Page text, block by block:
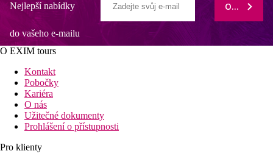
Nejlepší nabídky
do vašeho e-mailu
ODEBÍRAT
O EXIM tours
Kontakt
Pobočky
Kariéra
O nás
Užitečné dokumenty
Prohlášení o přístupnosti
Pro klienty